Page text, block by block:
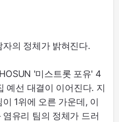
의 정체가 밝혀진다.
'미스트롯 포유' 4
예선 대결이 이어진다. 지
1위에 오른 가운데, 이
유리 팀의 정체가 드러